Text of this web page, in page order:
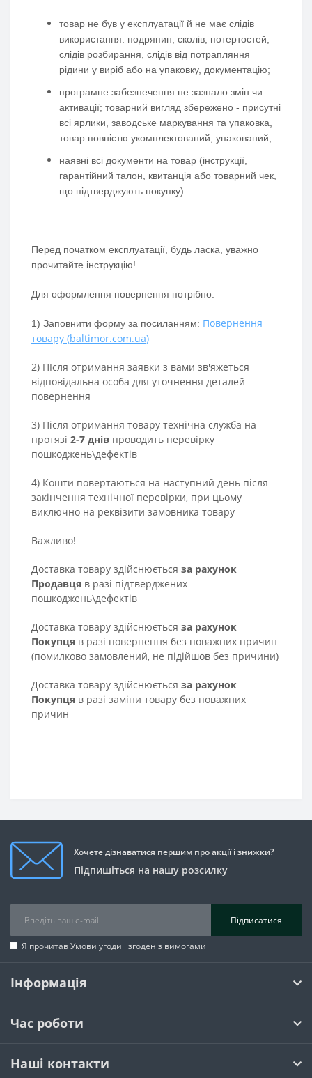
товар не був у експлуатації й не має слідів
використання: подряпин, сколів, потертостей,
слідів розбирання, слідів від потрапляння
рідини у виріб або на упаковку, документацію;
програмне забезпечення не зазнало змін чи
активації; товарний вигляд збережено - присутні
всі ярлики, заводське маркування та упаковка,
товар повністю укомплектований, упакований;
наявні всі документи на товар (інструкції,
гарантійний талон, квитанція або товарний чек,
що підтверджують покупку).
Перед початком експлуатації, будь ласка, уважно
прочитайте інструкцію!
Для оформлення повернення потрібно:
1) Заповнити форму за посиланням: Повернення
товару (baltimor.com.ua)
2) ПІсля отримання заявки з вами зв'яжеться
відповідальна особа для уточнення деталей
повернення
3) Після отримання товару технічна служба на
протязі 2-7 днів проводить перевірку
пошкоджень\дефектів
4) Кошти повертаються на наступний день після
закінчення технічної перевірки, при цьому
виключно на реквізити замовника товару
Важливо!
Доставка товару здійснюється за рахунок
Продавця в разі підтверджених
пошкоджень\дефектів
Доставка товару здійснюється за рахунок
Покупця в разі повернення без поважних причин
(помилково замовлений, не підійшов без причини)
Доставка товару здійснюється за рахунок
Покупця в разі заміни товару без поважних
причин
Хочете дізнаватися першим про акції і знижки?
Підпишіться на нашу розсилку
Підписатися
Я прочитавУмови угоди і згоден з вимогами
Інформація
Час роботи
Наші контакти